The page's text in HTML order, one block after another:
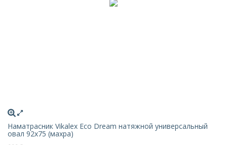
Наматрасник Vikalex Eco Dream натяжной универсальный
овал 92х75 (махра)